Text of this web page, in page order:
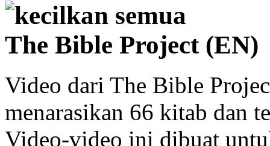
kecilkan semua
The Bible Project (EN)
Video dari The Bible
menarasikan 66 kitab dan
Video-video ini dibuat